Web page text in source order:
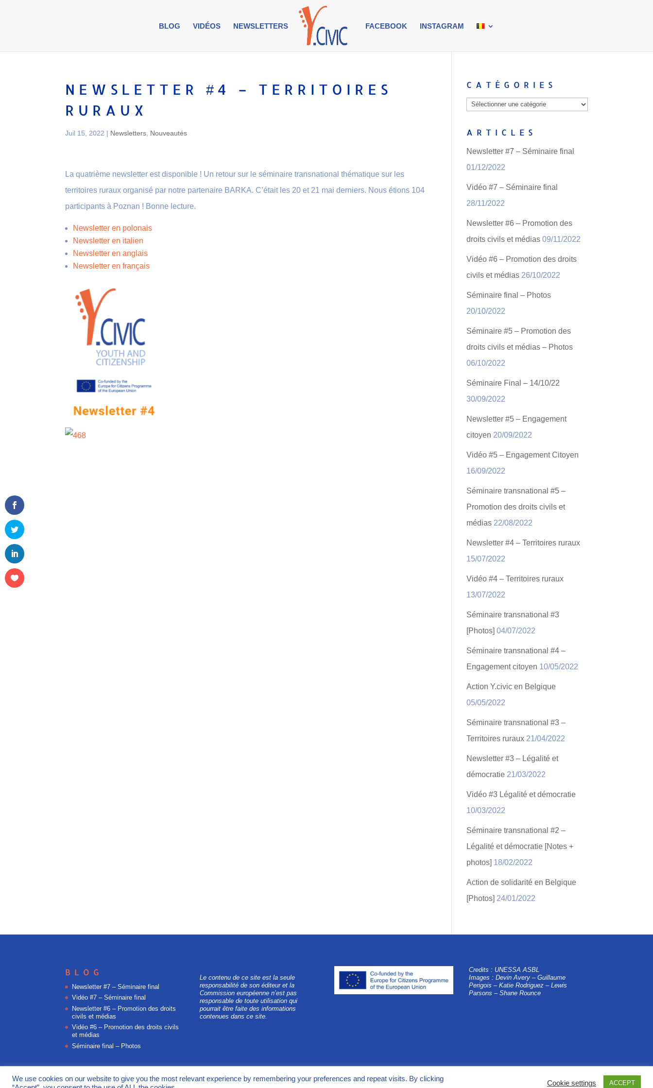
BLOG VIDÉOS NEWSLETTERS FACEBOOK INSTAGRAM
NEWSLETTER #4 – TERRITOIRES
RURAUX
Juil 15, 2022 | Newsletters Nouveautés
La quatrième newsletter est disponible ! Un retour sur le séminaire transnational thématique sur les
territoires ruraux organisé par notre partenaire BARKA. C’était les 20 et 21 mai derniers. Nous étions 104
participants à Poznan ! Bonne lecture.
Newsletter en polonais
Newsletter en italien
Newsletter en anglais
Newsletter en français
CATÉGORIES
Catégories
ARTICLES
Newsletter #7 – Séminaire final
01/12/2022
Vidéo #7 – Séminaire final
28/11/2022
Newsletter #6 – Promotion des
droits civils et médias 09/11/2022
Vidéo #6 – Promotion des droits
civils et médias 26/10/2022
Séminaire final – Photos
20/10/2022
Séminaire #5 – Promotion des
droits civils et médias – Photos
06/10/2022
Séminaire Final – 14/10/22
30/09/2022
Newsletter #5 – Engagement
citoyen 20/09/2022
Vidéo #5 – Engagement Citoyen
16/09/2022
Séminaire transnational #5 –
Promotion des droits civils et
médias 22/08/2022
Newsletter #4 – Territoires ruraux
15/07/2022
Vidéo #4 – Territoires ruraux
13/07/2022
Séminaire transnational #3
[Photos] 04/07/2022
Séminaire transnational #4 –
Engagement citoyen 10/05/2022
Action Y.civic en Belgique
05/05/2022
Séminaire transnational #3 –
Territoires ruraux 21/04/2022
Newsletter #3 – Légalité et
démocratie 21/03/2022
Vidéo #3 Légalité et démocratie
10/03/2022
Séminaire transnational #2 –
Légalité et démocratie [Notes +
photos] 18/02/2022
Action de solidarité en Belgique
[Photos] 24/01/2022
BLOG
Newsletter #7 – Séminaire final
Vidéo #7 – Séminaire final
Newsletter #6 – Promotion des droits
civils et médias
Vidéo #6 – Promotion des droits civils
et médias
Séminaire final – Photos
Le contenu de ce site est la seule
responsabilité de son éditeur et la
Commission européenne n’est pas
responsable de toute utilisation qui
pourrait être faite des informations
contenues dans ce site.
Credits : UNESSA ASBL
Images : Devin Avery – Guillaume
Perigois – Katie Rodriguez – Lewis
Parsons – Shane Rounce
Propulsé par WordPresset hébergé par Infomaniak
We use cookies on our website to give you the most relevant experience by remembering your preferences and repeat visits. By clicking
Cookie settings ACCEPT